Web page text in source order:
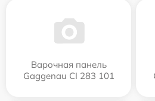
Варочная панель
Gaggenau CI 283 101